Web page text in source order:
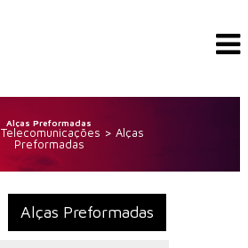
Alças Preformadas
Telecomunicações > Alças
Preformadas
Alças Preformadas